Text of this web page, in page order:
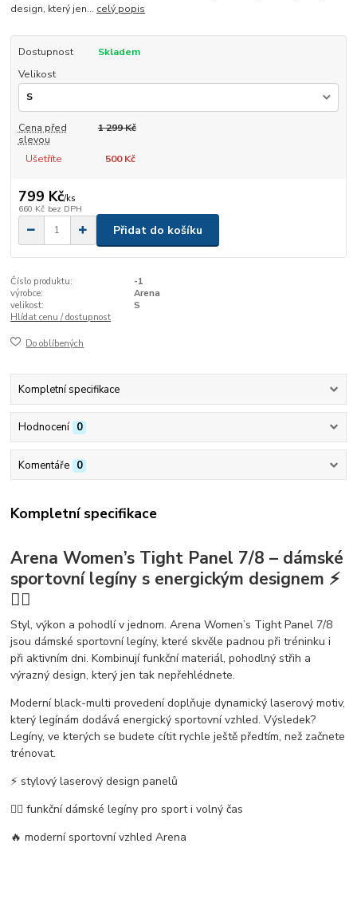
design, který jen... celý popis
Dostupnost
Skladem
Velikost
Cena před
slevou
1 299 Kč
Ušetříte 500 Kč
799 Kč/ks
660 Kč bez DPH
Přidat do košíku
Číslo produktu:
-1
výrobce:
Arena
velikost:
S
Hlídat cenu / dostupnost
Do oblíbených
Kompletní specifikace
Hodnocení 0
Komentáře 0
Kompletní specifikace
Arena Women’s Tight Panel 7/8 – dámské
sportovní legíny s energickým designem ⚡
🏃‍♀️
Styl, výkon a pohodlí v jednom.Arena Women’s Tight Panel 7/8
jsoudámské sportovní legíny, které skvěle padnou při tréninku i
při aktivním dni. Kombinují funkční materiál, pohodlný střih a
výrazný design, který jen tak nepřehlédnete.
Moderníblack-multi provedenídoplňuje dynamickýlaserový motiv,
který legínám dodává energický sportovní vzhled. Výsledek?
Legíny, ve kterých se budete cítit rychle ještě předtím, než začnete
trénovat.
⚡ stylový laserový design panelů
🏃‍♀️funkční dámské legíny pro sport i volný čas
🔥moderní sportovní vzhled Arena